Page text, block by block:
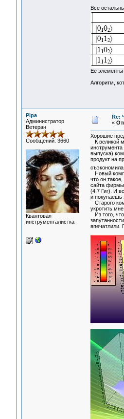
Все
Ее элементы
Алгоритм,
Pipa
Администратор
Ветеран
Сообщений: 3660
Квантовая
инструменталистка
Re:
«
Хорошие
К великой
выпуска)
продукт на
Новый
что он
сайта фирмы
(4.7 Гиг). И
и покупаешь
Старого
укротить
Из того,
впечатлили.